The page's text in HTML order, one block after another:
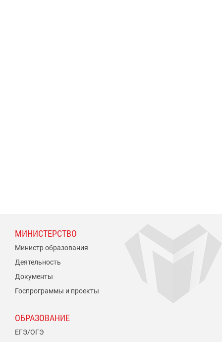
МИНИСТЕРСТВО
Министр образования
Деятельность
Документы
Госпрограммы и проекты
ОБРАЗОВАНИЕ
ЕГЭ/ОГЭ